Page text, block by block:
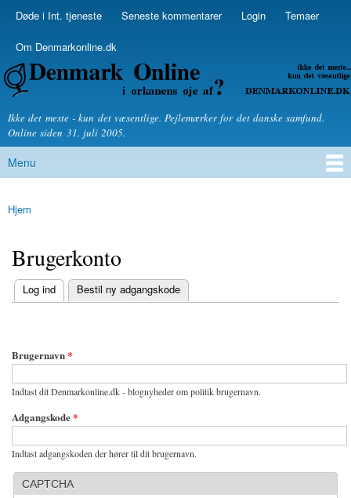
Skip to
Secondary menu
Døde i Int. tjeneste Seneste kommentarer Login Temaer
Om Denmarkonline.dk
Denmarkonline.dk - blognyheder om politik
Ikke det meste - kun det væsentlige. Pejlemærker for det danske samfund.
Online siden 31. juli 2005.
Main menu
Menu
You are here
Hjem
Brugerkonto
Primary tabs
Log ind
(active tab) Bestil ny adgangskode
Brugernavn*
Indtast dit Denmarkonline.dk - blognyheder om politik brugernavn.
Adgangskode*
Indtast adgangskoden der hører til dit brugernavn.
CAPTCHA